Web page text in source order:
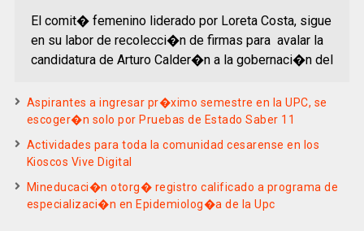
El comit� femenino liderado por Loreta Costa, sigue
en su labor de recolecci�n de firmas para avalar la
candidatura de Arturo Calder�n a la gobernaci�n del
Aspirantes a ingresar pr�ximo semestre en la UPC, se
escoger�n solo por Pruebas de Estado Saber 11
Actividades para toda la comunidad cesarense en los
Kioscos Vive Digital
Mineducaci�n otorg� registro calificado a programa de
especializaci�n en Epidemiolog�a de la Upc